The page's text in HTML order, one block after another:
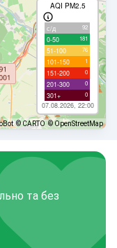
AQI PM2.5
с/д 92
0-50 181
51-100 76
101-150 1
151-200 0
201-300 0
301+ 0
07.08.2026, 22:00
© CARTO © OpenStreetMap
та без